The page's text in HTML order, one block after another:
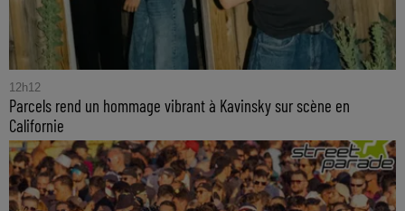
12h12
Parcels rend un hommage vibrant à Kavinsky sur scène en
Californie